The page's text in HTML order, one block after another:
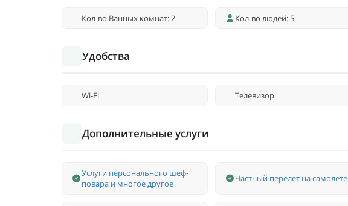
Кол-во Ванных комнат: 2 Кол-во людей: 5
Удобства
Wi-Fi Телевизор
Дополнительные услуги
Услуги персонального шеф-
повара и многое другое
Частный перелет на самолете